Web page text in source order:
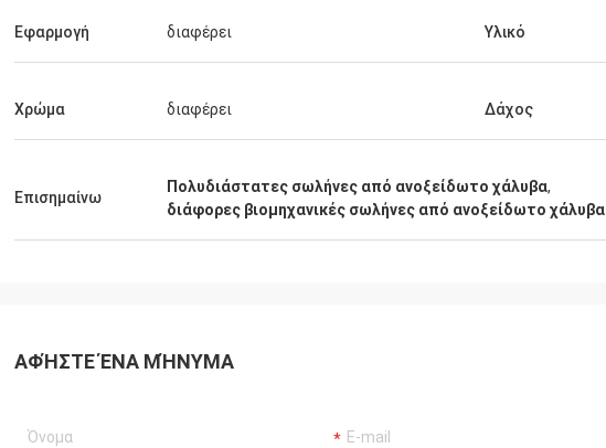
μας.Εφαρμογή διαφέρει Υλικό
Χρώμα διαφέρει Δάχος
Επισημαίνω
Πολυδιάστατες σωλήνες από ανοξείδωτο χάλυβα,
διάφορες βιομηχανικές σωλήνες από ανοξείδωτο χάλυβα
ΑΦΉΣΤΕ ΈΝΑ ΜΉΝΥΜΑ